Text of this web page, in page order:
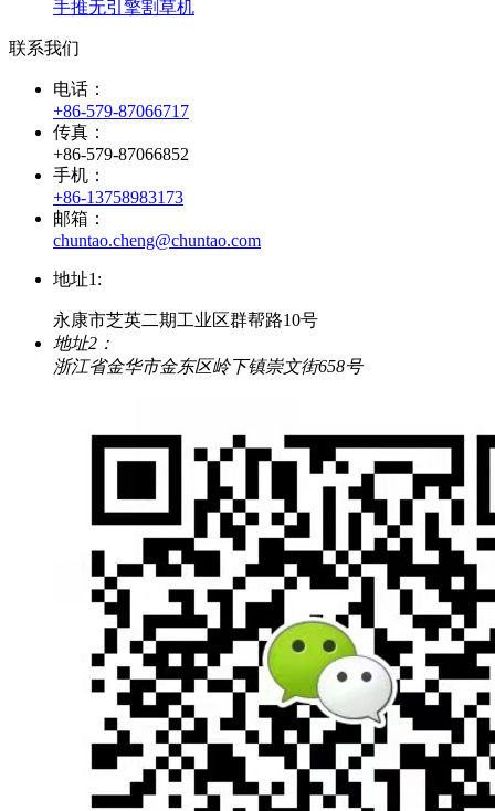
手推无引擎割草机
联系我们
电话：
+86-579-87066717
传真：
+86-579-87066852
手机：
+86-13758983173
邮箱：
chuntao.cheng@chuntao.com
地址1:
永康市芝英二期工业区群帮路10号
地址2：
浙江省金华市金东区岭下镇崇文街658号